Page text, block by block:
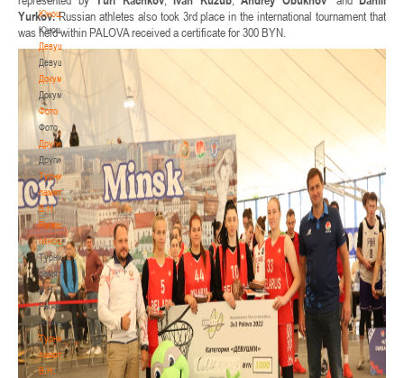
Юноши
Юноши
Девушки
Девушки
Документы
Документы
Фото
Фото
Другие
Другие
Турнир
памяти
В.Н.
Рыженкова
(юноши)
Турнир
памяти
В.Н.
Рыженкова
(юноши)
Турнир
памяти
В.Н.
Yurkov.Russian athletes also took 3rd place in the international tournament that
was held within PALOVA received a certificate for 300 BYN.